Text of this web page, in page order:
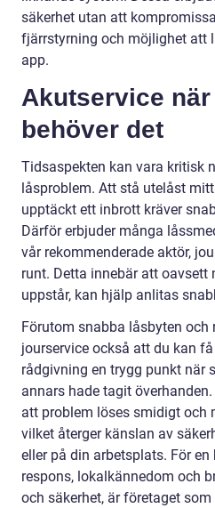
säkerhet utan att
fjärrstyrning och möjlighet att
app.
Akutservice
behöver det
Tidsaspekten kan vara kritisk
låsproblem. Att stå utelåst
upptäckt ett inbrott kräver
Därför erbjuder många
vår rekommenderade aktör,
runt. Detta innebär att oavsett
uppstår, kan hjälp anlitas
Förutom snabba låsbyten och
jourservice också att du kan
rådgivning en trygg punkt när
annars hade tagit överhanden.
att problem löses smidigt och
vilket återger känslan av
eller på din arbetsplats. För
respons, lokalkännedom och
och säkerhet, är företaget